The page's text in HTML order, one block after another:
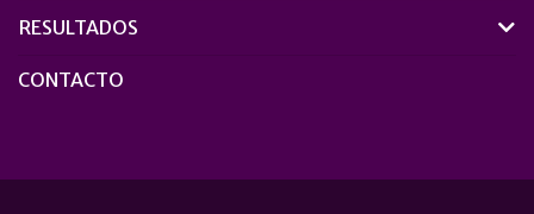
RESULTADOS
CONTACTO